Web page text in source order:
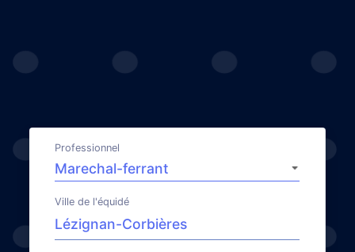
Professionnel
Ville de l'équidé